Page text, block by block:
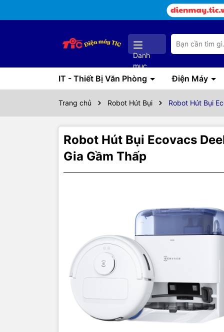
Danh
mục
IT - Thiết Bị Văn Phòng Điện Máy
Trang chủ Robot Hút Bụi Robot Hút Bụi
Robot Hút Bụi Ecovacs
Gia Gầm Thấp
Trong
giải pháp
là các
lý "nhỏ